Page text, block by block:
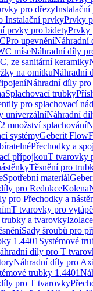
pro dřezyInstalační
Instalační prvkyPrvky
prvky pro bidetyPrvky
Pro upevněníNáhradní
míseNáhradní díly
ze sanitární keramiky
na omítkuNáhradní
Náhradní díly
Splachovací trubky
pro splachovací
univerzálníNáhradní
2 množství splachování
systémyGeberit
Přechodky a
přípojkouT tvarovky
Těsnění pro
Spotřební materiál
pro RedukceKolena
pro Přechodky a
T tvarovky pro
trubky a tvarovky
Sady šroubů pro
1.4401 Systémové
díly pro T
Náhradní díly pro
trubky 1.4401
pro T tvarovky